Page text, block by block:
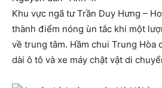
Khu vực ngã tư Trần Duy Hưng –
thành điểm nóng ùn tắc khi một
về trung tâm. Hầm chui Trung Hòa
dài ô tô và xe máy chật vật di